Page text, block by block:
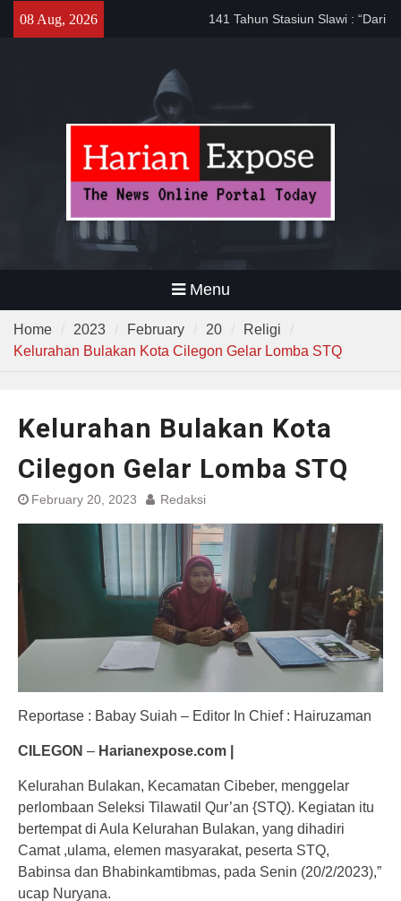
08 Aug, 2026
141 Tahun Stasiun Slawi : “Dari
Narkoba di Sekolah Kebayoran
Lama, DPR Minta Diusut
Tuntas
Filosofi Memukul Bedug
Sebelum Sholat Jum’at
Menu
Home 2023 February 20
Religi
Kelurahan Bulakan Kota Cilegon Gelar Lomba STQ
Kelurahan Bulakan Kota
Cilegon Gelar Lomba STQ
February 20, 2023 Redaksi
Reportase : Babay Suiah – Editor In Chief : Hairuzaman
CILEGON – Harianexpose.com |
Kelurahan Bulakan, Kecamatan Cibeber, menggelar
perlombaan Seleksi Tilawatil Qur’an {STQ). Kegiatan itu
bertempat di Aula Kelurahan Bulakan, yang dihadiri
Camat ,ulama, elemen masyarakat, peserta STQ,
Babinsa dan Bhabinkamtibmas, pada Senin (20/2/2023),”
ucap Nuryana.